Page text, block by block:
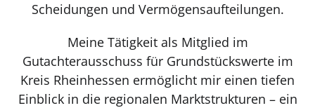
Scheidungen und Vermögensaufteilungen.
Meine Tätigkeit als Mitglied im
Gutachterausschuss für Grundstückswerte im
Kreis Rheinhessen ermöglicht mir einen tiefen
Einblick in die regionalen Marktstrukturen – ein